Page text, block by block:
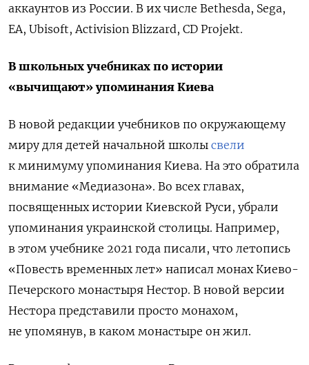
аккаунтов из России. В их числе Bethesda, Sega,
EA, Ubisoft, Activision Blizzard, CD Projekt.
В школьных учебниках по истории
«вычищают» упоминания Киева
В новой редакции учебников по окружающему
миру для детей начальной школы свели
к минимуму упоминания Киева. На это обратила
внимание «Медиазона». Во всех главах,
посвященных истории Киевской Руси, убрали
упоминания украинской столицы. Например,
в этом учебнике 2021 года писали, что летопись
«Повесть временных лет» написал монах Киево-
Печерского монастыря Нестор. В новой версии
Нестора представили просто монахом,
не упомянув, в каком монастыре он жил.